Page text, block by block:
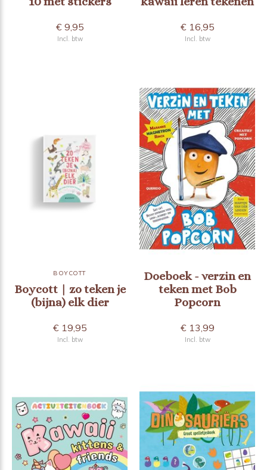
€ 9,95
Incl. btw
€ 16,95
Incl. btw
BOYCOTT
Boycott | zo teken je
(bijna) elk dier
€ 19,95
Incl. btw
Doeboek - verzin en
teken met Bob
Popcorn
€ 13,99
Incl. btw